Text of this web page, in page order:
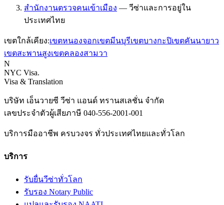
สำนักงานตรวจคนเข้าเมือง — วีซ่าและการอยู่ใน
ประเทศไทย
เขตใกล้เคียง:เขตหนองจอกเขตมีนบุรีเขตบางกะปิเขตคันนายาว
เขตสะพานสูงเขตคลองสามวา
N
NYC Visa.
Visa & Translation
บริษัท เอ็นวายซี วีซ่า แอนด์ ทรานสเลชั่น จำกัด
เลขประจำตัวผู้เสียภาษี 040-556-2001-001
บริการมืออาชีพ ครบวงจร ทั่วประเทศไทยและทั่วโลก
บริการ
รับยื่นวีซ่าทั่วโลก
รับรอง Notary Public